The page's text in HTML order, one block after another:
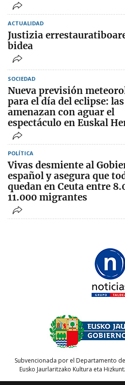
ACTUALIDAD
Justizia
bidea
SOCIEDAD
Nueva previsión
para el día del eclipse:
amenazan con aguar el
espectáculo en Euskal
POLÍTICA
Vivas desmiente al
español y asegura que
quedan en Ceuta entre
11.000 migrantes
Subvencionada por el Departamento
Eusko Jaurlaritzako Kultura eta